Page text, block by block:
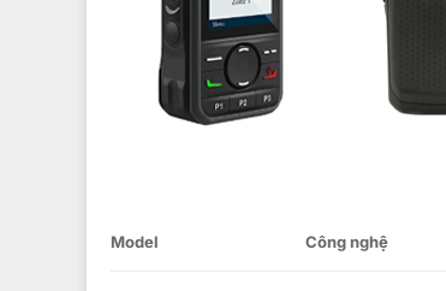
Model Công nghệ